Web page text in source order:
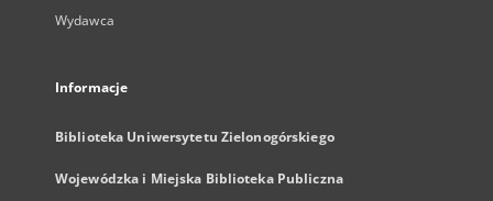
Wydawca
Informacje
Biblioteka Uniwersytetu Zielonogórskiego
Wojewódzka i Miejska Biblioteka Publiczna